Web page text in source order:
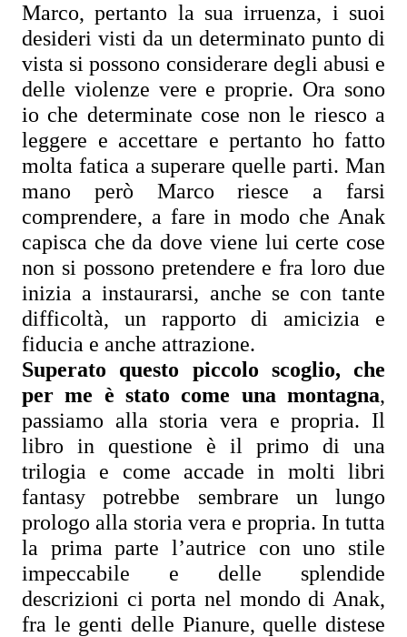
Marco, pertanto la sua irruenza, i suoi
desideri visti da un determinato punto di
vista si possono considerare degli abusi e
delle violenze vere e proprie. Ora sono
io che determinate cose non le riesco a
leggere e accettare e pertanto ho fatto
molta fatica a superare quelle parti. Man
mano però Marco riesce a farsi
comprendere, a fare in modo che Anak
capisca che da dove viene lui certe cose
non si possono pretendere e fra loro due
inizia a instaurarsi, anche se con tante
difficoltà, un rapporto di amicizia e
fiducia e anche attrazione.
Superato questo piccolo scoglio, che
per me è stato come una montagna,
passiamo alla storia vera e propria. Il
libro in questione è il primo di una
trilogia e come accade in molti libri
fantasy potrebbe sembrare un lungo
prologo alla storia vera e propria. In tutta
la prima parte l’autrice con uno stile
impeccabile e delle splendide
descrizioni ci porta nel mondo di Anak,
fra le genti delle Pianure, quelle distese